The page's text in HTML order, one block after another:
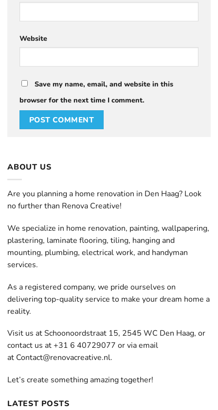
ABOUT US
Are you planning a home renovation in Den Haag? Look
no further than Renova Creative!
We specialize in home renovation, painting, wallpapering,
plastering, laminate flooring, tiling, hanging and
mounting, plumbing, electrical work, and handyman
services.
As a registered company, we pride ourselves on
delivering top-quality service to make your dream home a
reality.
Visit us at Schoonoordstraat 15, 2545 WC Den Haag, or
contact us at +31 6 40729077 or via email
at Contact@renovacreative.nl.
Let’s create something amazing together!
LATEST POSTS
Website
Save my name, email, and website in this
browser for the next time I comment.